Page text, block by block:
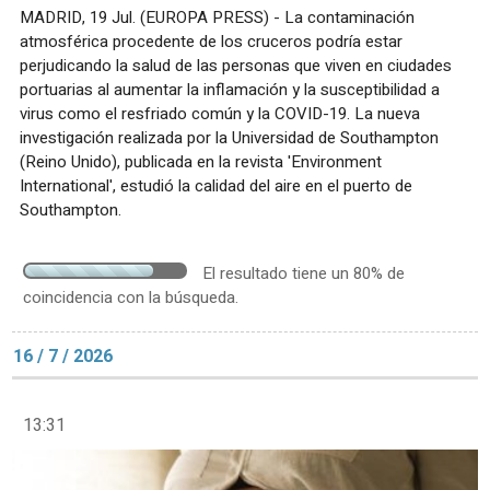
MADRID, 19 Jul. (EUROPA PRESS) - La contaminación
atmosférica procedente de los cruceros podría estar
perjudicando la salud de las personas que viven en ciudades
portuarias al aumentar la inflamación y la susceptibilidad a
virus como el resfriado común y la COVID-19. La nueva
investigación realizada por la Universidad de Southampton
(Reino Unido), publicada en la revista 'Environment
International', estudió la calidad del aire en el puerto de
Southampton.
El resultado tiene un 80% de
coincidencia con la búsqueda.
16 / 7 / 2026
13:31